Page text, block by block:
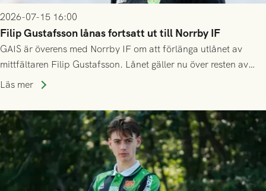
2026-07-15 16:00
Filip Gustafsson lånas fortsatt ut till Norrby IF
GAIS är överens med Norrby IF om att förlänga utlånet av
mittfältaren Filip Gustafsson. Lånet gäller nu över resten av
säsongen 2026.
Läs mer